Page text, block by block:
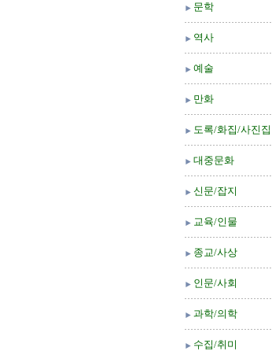
문학
역사
예술
만화
도록/화집/사진집
대중문화
신문/잡지
교육/인물
종교/사상
인문/사회
과학/의학
수집/취미